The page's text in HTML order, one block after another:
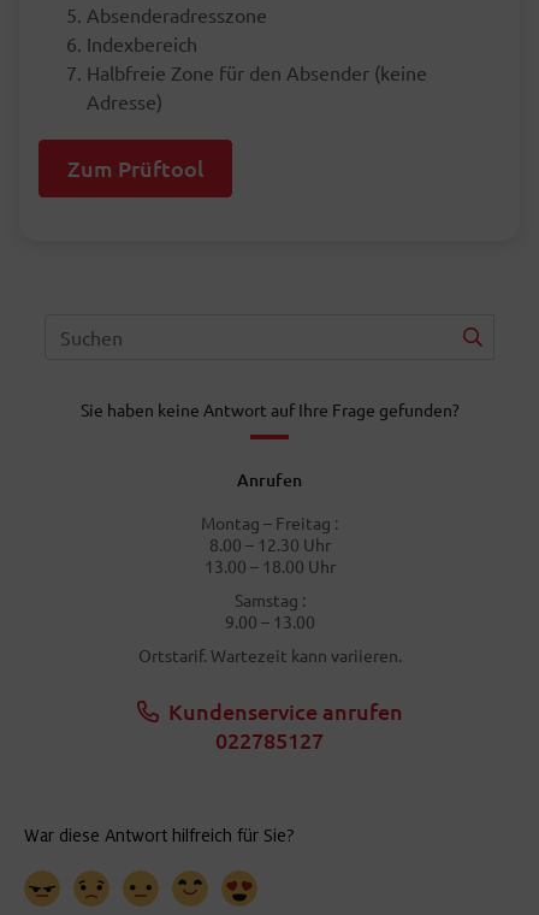
Absenderadresszone
Indexbereich
Halbfreie Zone für den Absender (keine
Adresse)
Zum Prüftool
Sie haben keine Antwort auf Ihre Frage gefunden?
Anrufen
Montag – Freitag :
8.00 – 12.30 Uhr
13.00 – 18.00 Uhr
Samstag :
9.00 – 13.00
Ortstarif. Wartezeit kann variieren.
Kundenservice anrufen
022785127